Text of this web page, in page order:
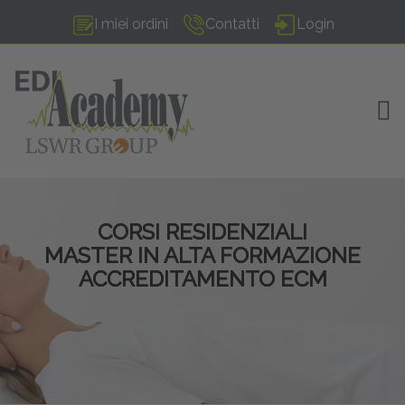
I miei ordini Contatti Login
CORSI RESIDENZIALI
MASTER IN ALTA FORMAZIONE
ACCREDITAMENTO ECM